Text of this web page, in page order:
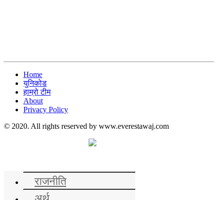
Home
युनिकोड
हाम्रो टीम
About
Privacy Policy
© 2020. All rights reserved by www.everestawaj.com
राजनीति